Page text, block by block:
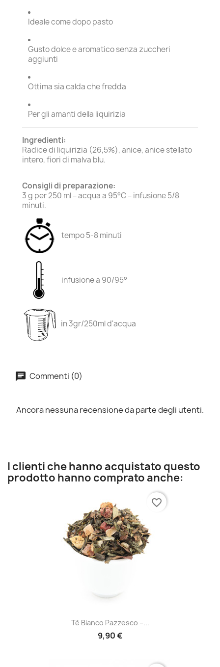
Ideale come dopo pasto
Gusto dolce e aromatico senza zuccheri
aggiunti
Ottima sia calda che fredda
Per gli amanti della liquirizia
Ingredienti:
Radice di liquirizia (26,5%), anice, anice stellato
intero, fiori di malva blu.
Consigli di preparazione:
3 g per 250 ml – acqua a 95°C – infusione 5/8
minuti.
tempo 5-8 minuti
infusione a 90/95°
in 3gr/250ml d'acqua
Commenti (0)
Ancora nessuna recensione da parte degli utenti.
I clienti che hanno acquistato questo
prodotto hanno comprato anche:
Tè Bianco Pazzesco –...
9,90 €
favorite_border